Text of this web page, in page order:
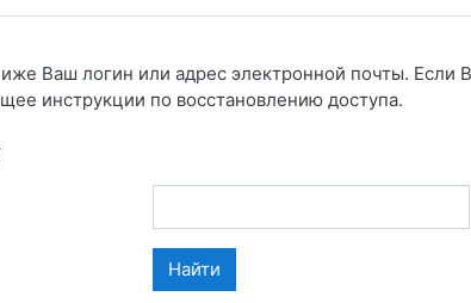
Ваш логин или адрес электронной почты. Если
инструкции по восстановлению доступа.